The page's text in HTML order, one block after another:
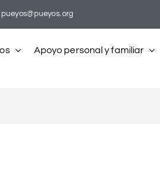
pueyos@pueyos.org
Apoyo personal y familiar